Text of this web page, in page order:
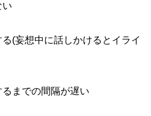
い
(妄想中に話しかけるとイライ
までの間隔が遅い